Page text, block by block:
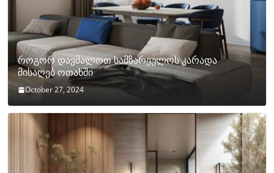
როგორ დავმალოთ სამზარეულოს კარადა
მისაღებ ოთახში
October 27, 2024